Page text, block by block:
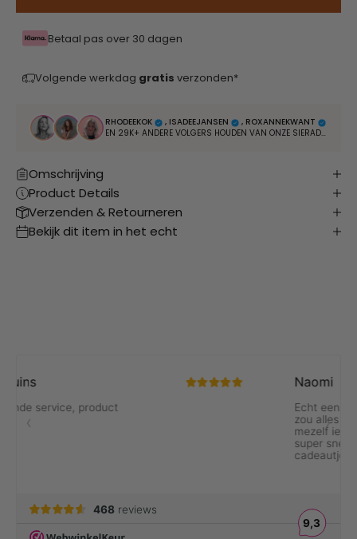
Betaal pas over 30 dagen
Volgende werkdag gratis verzonden*
RHODEEKOK , ISADEEJANSEN
, ROXANNEKWANT
EN 29K+ ANDERE VOLGERS HOUDEN VAN ONZE SIERADEN
Omschrijving
Product Details
Verzenden & Retourneren
Bekijk dit item in het echt